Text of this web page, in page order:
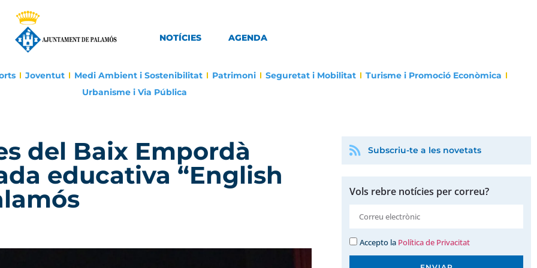
NOTÍCIES AGENDA
Joventut Medi Ambient i Sostenibilitat Patrimoni Seguretat i Mobilitat
Turisme i Promoció Econòmica
Urbanisme i Via Pública
del Baix Empordà
educativa “English
Subscriu-te a les novetats
Vols rebre notícies per correu?
Accepto la Política de Privacitat